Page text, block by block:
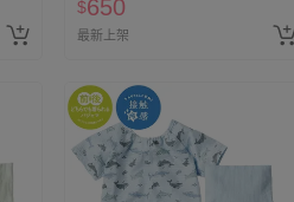
$650
最新上架